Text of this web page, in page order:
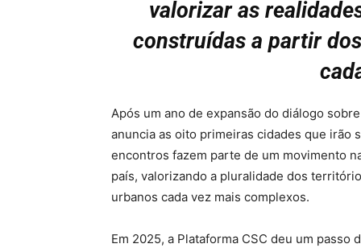
valorizar as
construídas a partir
Após um ano de expansão do diálogo
anuncia as oito primeiras cidades que irão
encontros fazem parte de um movimento
país, valorizando a pluralidade dos
urbanos cada vez mais complexos.
Em 2025, a Plataforma CSC deu um